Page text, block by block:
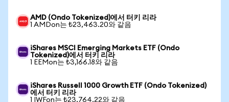
AMD (Ondo Tokenized)에서 터키 리라
1 AMDon는 ₺23,463.20와 같음
iShares MSCI Emerging Markets ETF (Ondo
Tokenized)에서 터키 리라
1 EEMon는 ₺3,166.18와 같음
iShares Russell 1000 Growth ETF (Ondo Tokenized)
에서 터키 리라
1 IWFon는 ₺23,764.22와 같음